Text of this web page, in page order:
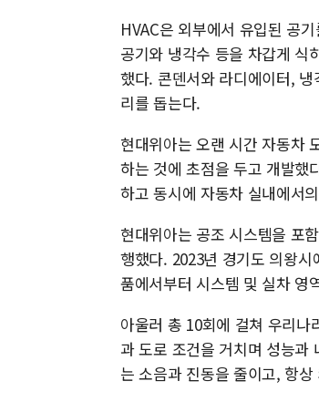
HVAC은 외부에서 유입된 공
공기와 냉각수 등을 차갑게
했다. 콘덴서와 라디에이터,
리를 돕는다.
현대위아는 오랜 시간 자동차
하는 것에 초점을 두고 개발했
하고 동시에 자동차 실내에서
현대위아는 공조 시스템을 포
행했다. 2023년 경기도 의왕
품에서부터 시스템 및 실차 영
아울러 총 10회에 걸쳐 우리
과 도로 조건을 거치며 성능과
는 소음과 진동을 줄이고, 항